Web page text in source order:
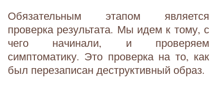
Обязательным этапом является
проверка результата. Мы идем к тому, с
чего начинали, и проверяем
симптоматику. Это проверка на то, как
был перезаписан деструктивный образ.